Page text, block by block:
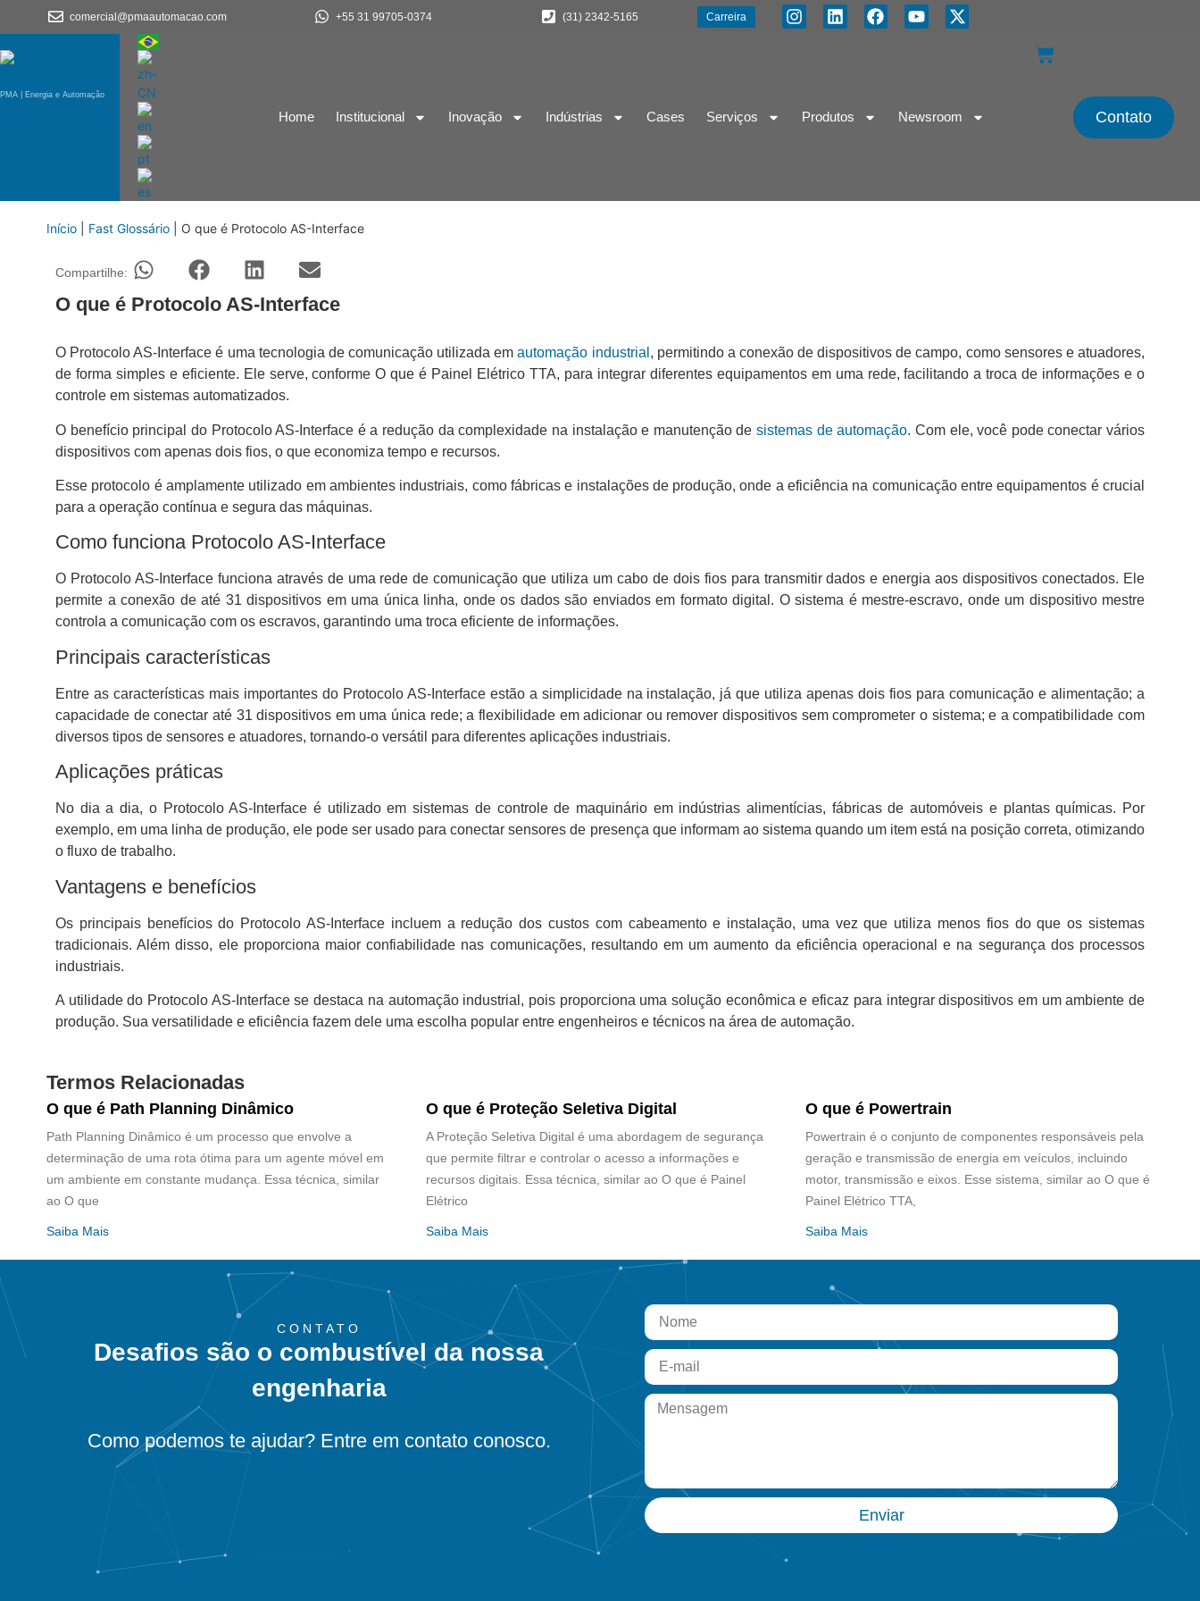
comercial@pmaautomacao.com +55 31 99705-0374 (31) 2342-5165 Carreira
PMA | Energia e Automação
Home Institucional Inovação Indústrias Cases Serviços Produtos Newsroom Contato
Início Fast Glossário O que é Protocolo AS-Interface
Compartilhe:
O que é Protocolo AS-Interface
O Protocolo AS-Interface é uma tecnologia de comunicação utilizada emautomação industrial , permitindo a conexão de dispositivos de campo, como sensores e atuadores,
de forma simples e eficiente. Ele serve, conforme O que é Painel Elétrico TTA, para integrar diferentes equipamentos em uma rede, facilitando a troca de informações e o
controle em sistemas automatizados.
O benefício principal do Protocolo AS-Interface é a redução da complexidade na instalação e manutenção de sistemas de automação. Com ele, você pode conectar vários
dispositivos com apenas dois fios, o que economiza tempo e recursos.
Esse protocolo é amplamente utilizado em ambientes industriais, como fábricas e instalações de produção, onde a eficiência na comunicação entre equipamentos é crucial
para a operação contínua e segura das máquinas.
Como funciona Protocolo AS-Interface
O Protocolo AS-Interface funciona através de uma rede de comunicação que utiliza um cabo de dois fios para transmitir dados e energia aos dispositivos conectados. Ele
permite a conexão de até 31 dispositivos em uma única linha, onde os dados são enviados em formato digital. O sistema é mestre-escravo, onde um dispositivo mestre
controla a comunicação com os escravos, garantindo uma troca eficiente de informações.
Principais características
Entre as características mais importantes do Protocolo AS-Interface estão a simplicidade na instalação, já que utiliza apenas dois fios para comunicação e alimentação; a
capacidade de conectar até 31 dispositivos em uma única rede; a flexibilidade em adicionar ou remover dispositivos sem comprometer o sistema; e a compatibilidade com
diversos tipos de sensores e atuadores, tornando-o versátil para diferentes aplicações industriais.
Aplicações práticas
No dia a dia, o Protocolo AS-Interface é utilizado em sistemas de controle de maquinário em indústrias alimentícias, fábricas de automóveis e plantas químicas. Por
exemplo, em uma linha de produção, ele pode ser usado para conectar sensores de presença que informam ao sistema quando um item está na posição correta, otimizando
o fluxo de trabalho.
Vantagens e benefícios
Os principais benefícios do Protocolo AS-Interface incluem a redução dos custos com cabeamento e instalação, uma vez que utiliza menos fios do que os sistemas
tradicionais. Além disso, ele proporciona maior confiabilidade nas comunicações, resultando em um aumento da eficiência operacional e na segurança dos processos
industriais.
A utilidade do Protocolo AS-Interface se destaca na automação industrial, pois proporciona uma solução econômica e eficaz para integrar dispositivos em um ambiente de
produção. Sua versatilidade e eficiência fazem dele uma escolha popular entre engenheiros e técnicos na área de automação.
Termos Relacionadas
O que é Path Planning Dinâmico
Path Planning Dinâmico é um processo que envolve a
determinação de uma rota ótima para um agente móvel em
um ambiente em constante mudança. Essa técnica, similar
ao O que
Saiba Mais
O que é Proteção Seletiva Digital
A Proteção Seletiva Digital é uma abordagem de segurança
que permite filtrar e controlar o acesso a informações e
recursos digitais. Essa técnica, similar ao O que é Painel
Elétrico
Saiba Mais
O que é Powertrain
Powertrain é o conjunto de componentes responsáveis pela
geração e transmissão de energia em veículos, incluindo
motor, transmissão e eixos. Esse sistema, similar ao O que é
Painel Elétrico TTA,
Saiba Mais
CONTATO
Desafios são o combustível da nossa
engenharia
Como podemos te ajudar? Entre em contato conosco.
Enviar